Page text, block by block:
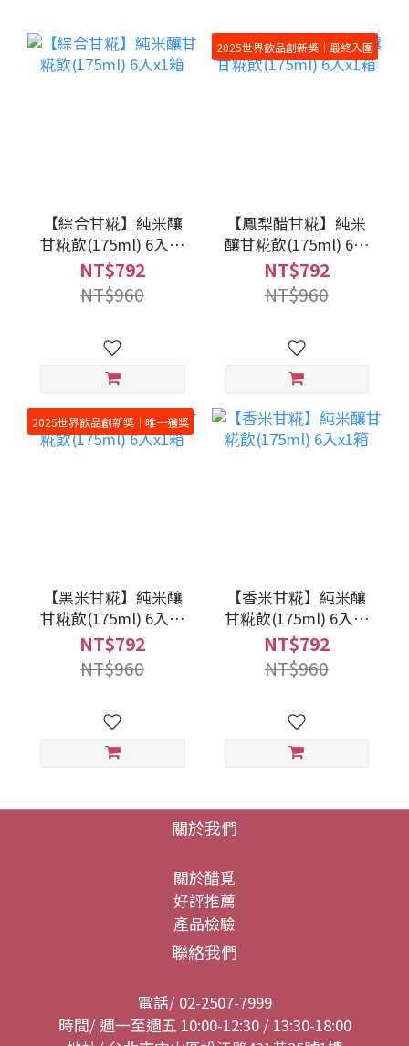
【綜合甘糀】純米釀
甘糀飲(175ml) 6入x1
箱
NT$792
NT$960
2025世界飲品創新獎｜最終入圍
【鳳梨醋甘糀】純米
釀甘糀飲(175ml) 6入
x1箱
NT$792
NT$960
2025世界飲品創新獎｜唯一獲獎
【黑米甘糀】純米釀
甘糀飲(175ml) 6入x1
箱
NT$792
NT$960
【香米甘糀】純米釀
甘糀飲(175ml) 6入x1
箱
NT$792
NT$960
關於我們
關於醋覓
好評推薦
產品檢驗
聯絡我們
電話/ 02-2507-7999
時間/ 週一至週五 10:00-12:30 / 13:30-18:00